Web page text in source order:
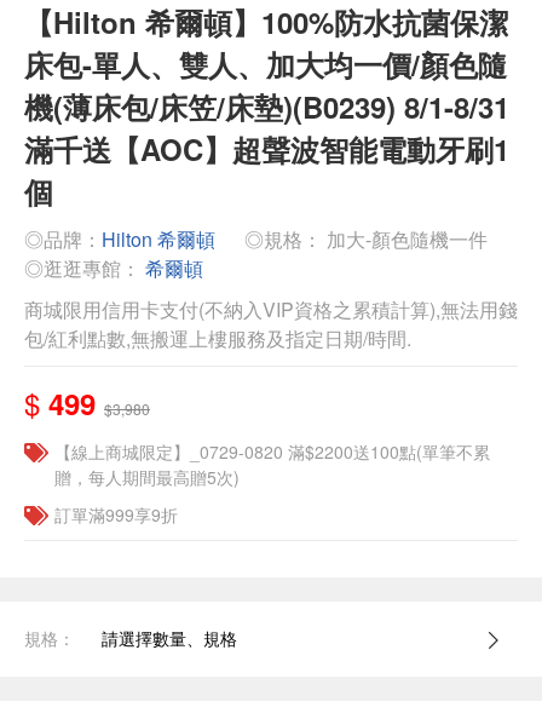
【Hilton 希爾頓】100%防水抗菌保潔
床包-單人、雙人、加大均一價/顏色隨
機(薄床包/床笠/床墊)(B0239) 8/1-8/31
滿千送【AOC】超聲波智能電動牙刷1
個
◎品牌： Hilton 希爾頓
◎規格： 加大-顏色隨機一件
◎逛逛專館： 希爾頓
商城限用信用卡支付(不納入VIP資格之累積計算),無法用錢
包/紅利點數,無搬運上樓服務及指定日期/時間.
$ 499 $3,980
【線上商城限定】_0729-0820 滿$2200送100點(單筆不累
贈，每人期間最高贈5次)
訂單滿999享9折
規格： 請選擇數量、規格